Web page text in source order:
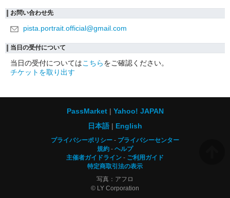
お問い合わせ先
pista.portrait.official@gmail.com
当日の受付について
当日の受付についてはこちらをご確認ください。
チケットを取り出す
PassMarket
Yahoo! JAPAN
日本語
English
プライバシーポリシー
プライバシーセンター
規約
ヘルプ
主催者ガイドライン
ご利用ガイド
特定商取引法の表示
写真：アフロ
© LY Corporation